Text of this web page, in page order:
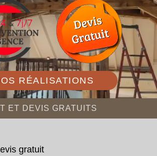
RÉALISATIONS
ET DEVIS GRATUITS
gratuit